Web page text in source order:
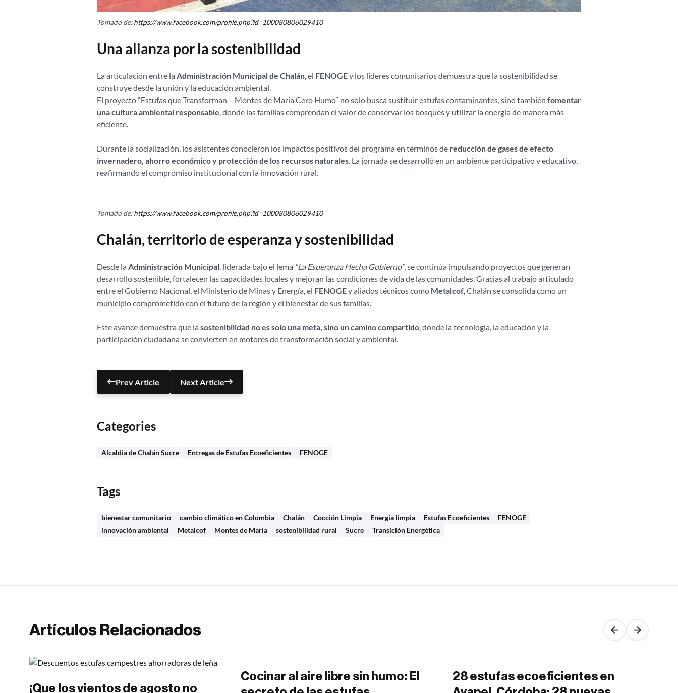
Tomado de:https://www.facebook.com/profile.php?id=100080806029410
Una alianza por la sostenibilidad
La articulación entre la Administración Municipal de Chalán, el FENOGEy los líderes comunitarios demuestra que la sostenibilidad se
construye desde la unión y la educación ambiental.
El proyecto “Estufas que Transforman – Montes de María Cero Humo” no solo busca sustituir estufas contaminantes, sino también fomentar
una cultura ambiental responsable, donde las familias comprendan el valor de conservar los bosques y utilizar la energía de manera más
eficiente.
Durante la socialización, los asistentes conocieron los impactos positivos del programa en términos de reducción de gases de efecto
invernadero, ahorro económico y protección de los recursos naturales. La jornada se desarrolló en un ambiente participativo y educativo,
reafirmando el compromiso institucional con la innovación rural.
Tomado de:https://www.facebook.com/profile.php?id=100080806029410
Chalán, territorio de esperanza y sostenibilidad
Desde la Administración Municipal, liderada bajo el lema “La Esperanza Hecha Gobierno”, se continúa impulsando proyectos que generan
desarrollo sostenible, fortalecen las capacidades locales y mejoran las condiciones de vida de las comunidades. Gracias al trabajo articulado
entre el Gobierno Nacional, el Ministerio de Minas y Energía, el FENOGEy aliados técnicos como Metalcof, Chalán se consolida como un
municipio comprometido con el futuro de la región y el bienestar de sus familias.
Este avance demuestra que la sostenibilidad no es solo una meta, sino un camino compartido, donde la tecnología, la educación y la
participación ciudadana se convierten en motores de transformación social y ambiental.
Prev Article Next Article
Categories
Alcaldia de Chalán Sucre Entregas de Estufas Ecoeficientes FENOGE
Tags
bienestar comunitario cambio climático en Colombia Chalán Cocción Limpia Energía limpia Estufas Ecoeficientes
FENOGE
innovación ambiental
Metalcof Montes de María sostenibilidad rural Sucre Transición Energética
Artículos Relacionados
¡Que los vientos de agosto no
Cocinar al aire libre sin humo: El
28 estufas ecoeficientes en